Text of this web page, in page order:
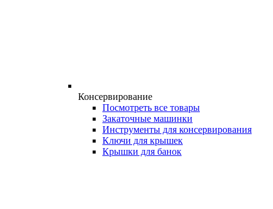
Консервирование
Посмотреть все товары
Закаточные машинки
Инструменты для консервирования
Ключи для крышек
Крышки для банок